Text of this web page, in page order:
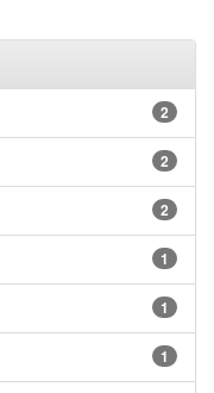
2
2
2
1
1
1